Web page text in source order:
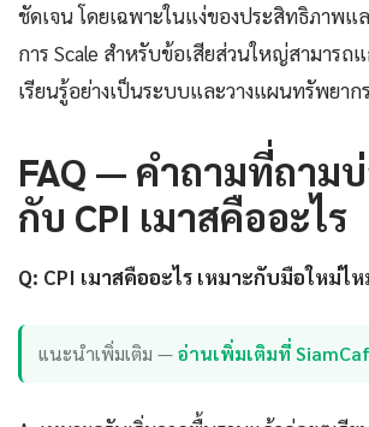
ชัดเจน โดยเฉพาะในแง่ของประสิทธิภาพแ
การ Scale สำหรับข้อเสียส่วนใหญ่สามารถ
เรียนรู้อย่างเป็นระบบและวางแผนทรัพยาก
FAQ — คำถามที่ถาม
กับ CPI เมาสคืออะไร
Q: CPI เมาสคืออะไร เหมาะกับมือใหม่ไห
แนะนำเพิ่มเติม —อ่านเพิ่มเติมที่